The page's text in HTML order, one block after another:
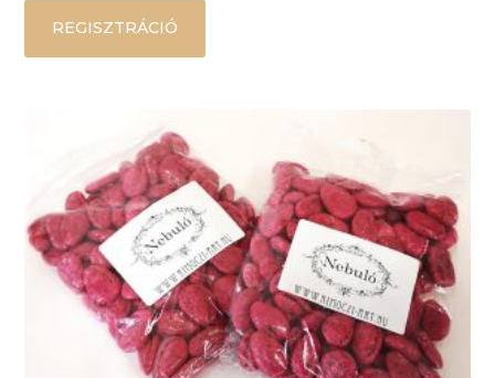
REGISZTRÁCIÓ